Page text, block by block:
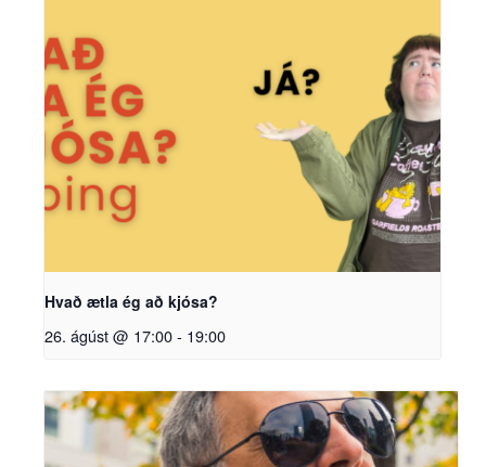
Hvað ætla ég að kjósa?
26. ágúst @ 17:00- 19:00